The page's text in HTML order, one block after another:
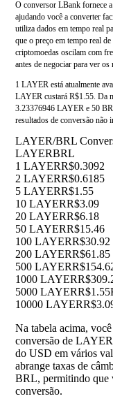
O conversor LBank fornece
ajudando você a converter
utiliza dados em tempo real
que o preço em tempo real
criptomoedas oscilam com
antes de negociar para ver os
1 LAYER está atualmente
LAYER custará R$1.55. Da
3.23376946 LAYER e 50
resultados de conversão não
LAYER/BRL
LAYERBRL
1 LAYERR$0.3092
2 LAYERR$0.6185
5 LAYERR$1.55
10 LAYERR$3.09
20 LAYERR$6.18
50 LAYERR$15.46
100 LAYERR$30.92
200 LAYERR$61.85
500 LAYER
1000 LAYER
5000 LAYER
10000 LAYER
Na tabela acima,
conversão de
do USD em vários
abrange taxas de
BRL, permitindo que
conversão.